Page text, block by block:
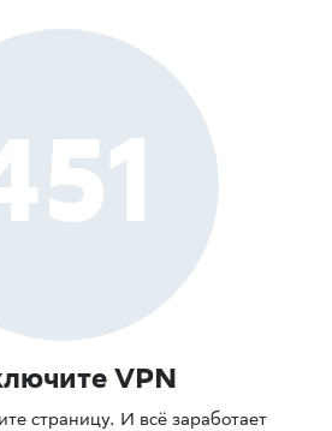
VPN
страницу. И всё заработает